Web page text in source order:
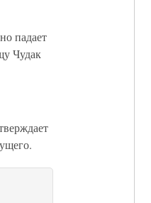
падает
Чудак